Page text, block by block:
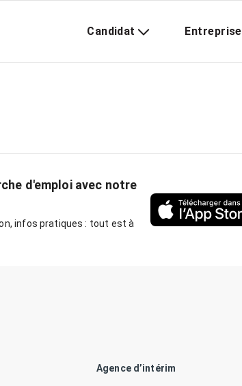
Candidat Entreprise
d'emploi avec notre
infos pratiques : tout est à
Agence d’intérim